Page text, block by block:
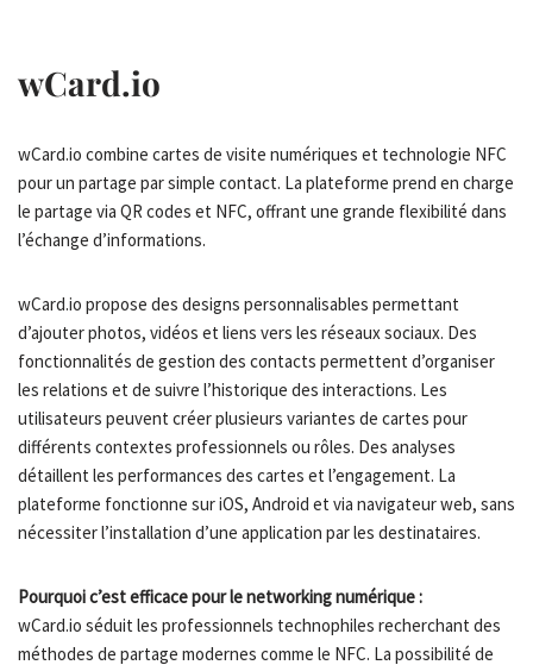
wCard.io
wCard.io combine cartes de visite numériques et technologie NFC
pour un partage par simple contact. La plateforme prend en charge
le partage via QR codes et NFC, offrant une grande flexibilité dans
l’échange d’informations.
wCard.io propose des designs personnalisables permettant
d’ajouter photos, vidéos et liens vers les réseaux sociaux. Des
fonctionnalités de gestion des contacts permettent d’organiser
les relations et de suivre l’historique des interactions. Les
utilisateurs peuvent créer plusieurs variantes de cartes pour
différents contextes professionnels ou rôles. Des analyses
détaillent les performances des cartes et l’engagement. La
plateforme fonctionne sur iOS, Android et via navigateur web, sans
nécessiter l’installation d’une application par les destinataires.
Pourquoi c’est efficace pour le networking numérique :
wCard.io séduit les professionnels technophiles recherchant des
méthodes de partage modernes comme le NFC. La possibilité de